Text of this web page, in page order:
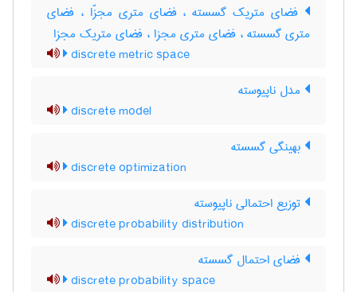
فضای متریک گسسته ، فضای متری مجزّا ، فضای
متری گسسته ، فضای متری مجزا ، فضای متریک مجزا
discrete metric space
مدل ناپیوسته
discrete model
بهینگی گسسته
discrete optimization
توزیع احتمالی ناپیوسته
discrete probability distribution
فضای احتمال گسسته
discrete probability space